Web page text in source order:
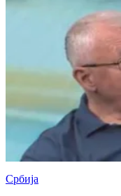
Србија